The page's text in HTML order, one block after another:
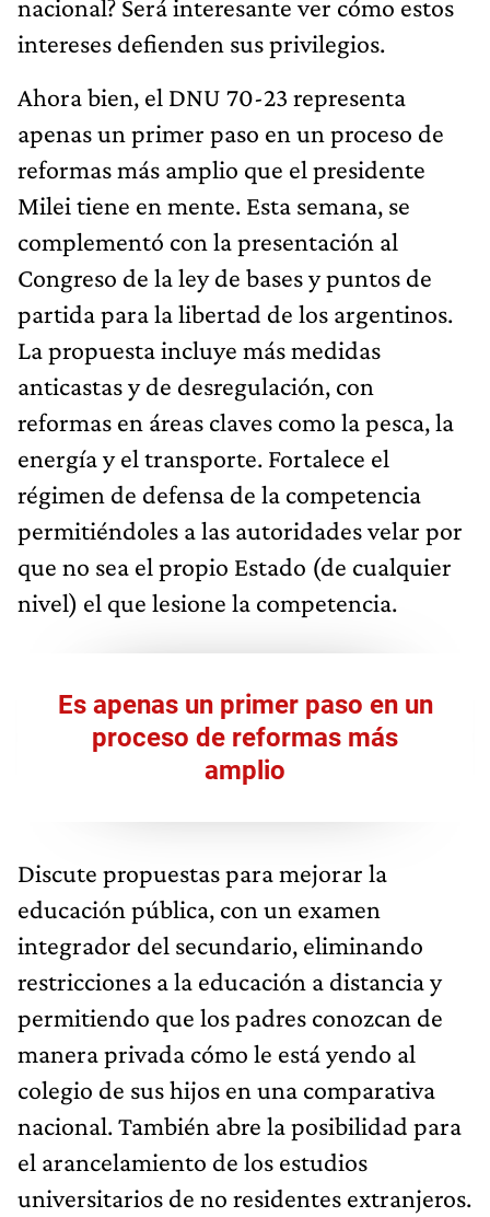
nacional? Será interesante ver cómo estos
intereses defienden sus privilegios.
Ahora bien, el DNU 70-23 representa
apenas un primer paso en un proceso de
reformas más amplio que el presidente
Milei tiene en mente. Esta semana, se
complementó con la presentación al
Congreso de la ley de bases y puntos de
partida para la libertad de los argentinos.
La propuesta incluye más medidas
anticastas y de desregulación, con
reformas en áreas claves como la pesca, la
energía y el transporte. Fortalece el
régimen de defensa de la competencia
permitiéndoles a las autoridades velar por
que no sea el propio Estado (de cualquier
nivel) el que lesione la competencia.
Es apenas un primer paso en un
proceso de reformas más
amplio
Discute propuestas para mejorar la
educación pública, con un examen
integrador del secundario, eliminando
restricciones a la educación a distancia y
permitiendo que los padres conozcan de
manera privada cómo le está yendo al
colegio de sus hijos en una comparativa
nacional. También abre la posibilidad para
el arancelamiento de los estudios
universitarios de no residentes extranjeros.